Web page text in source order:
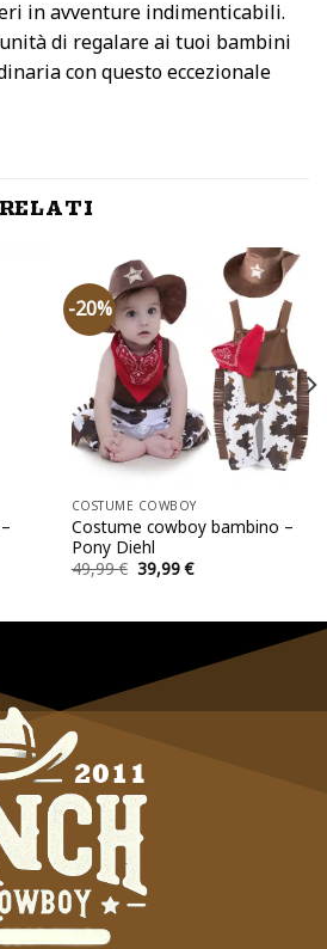
in avventure indimenticabili.
di regalare ai tuoi bambini
con questo eccezionale
-20%
COSTUME COWBOY
Costume cowboy bambino –
Pony Diehl
49,99€ Il
prezzo
49,99 €.
39,99€Il
prezzo
39,99 €.